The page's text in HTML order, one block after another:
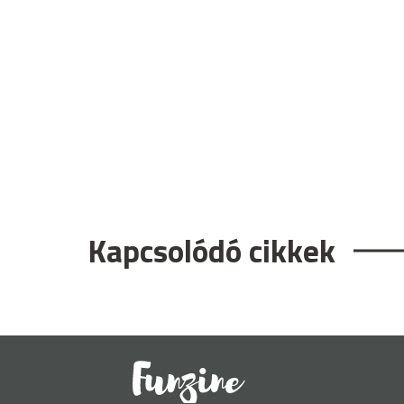
Kapcsolódó cikkek